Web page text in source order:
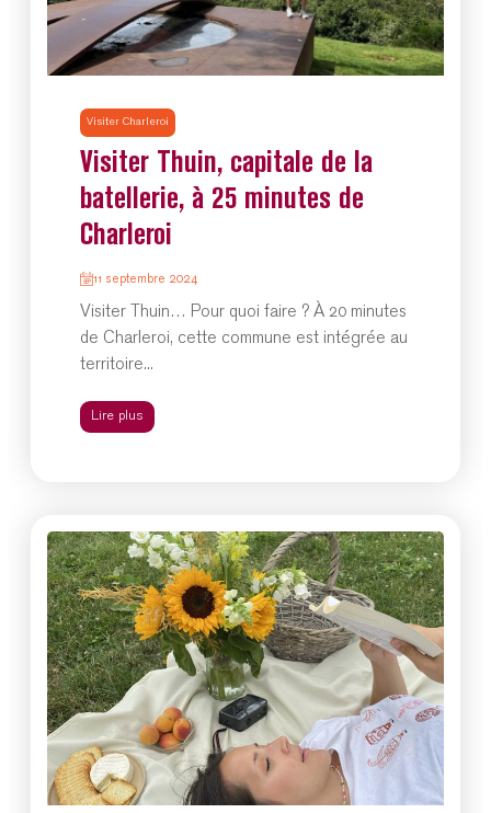
Visiter Charleroi
Visiter Thuin, capitale de la
batellerie, à 25 minutes de
Charleroi
11 septembre 2024
Visiter Thuin… Pour quoi faire ? À 20 minutes
de Charleroi, cette commune est intégrée au
territoire...
Lire plus